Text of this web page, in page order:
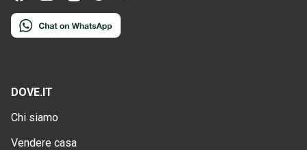
DOVE.IT
Chi siamo
Vendere casa